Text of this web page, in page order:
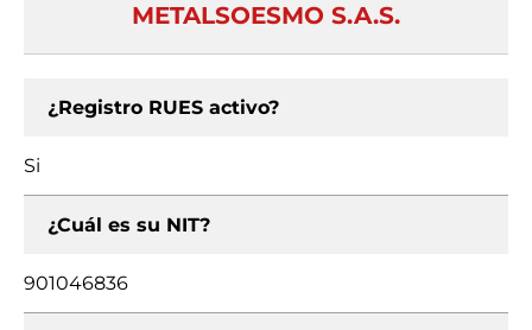
METALSOESMO S.A.S.
¿Registro RUES activo?
Si
¿Cuál es su NIT?
901046836